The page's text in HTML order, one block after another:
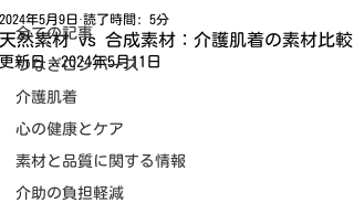
全ての記事
つなぎロンパース
介護肌着
心の健康とケア
素材と品質に関する情報
介助の負担軽減
天然素材 vs 合成素材：介護肌着の素材比較
2024年5月9日 読了時間: 5分
更新日：2024年5月11日